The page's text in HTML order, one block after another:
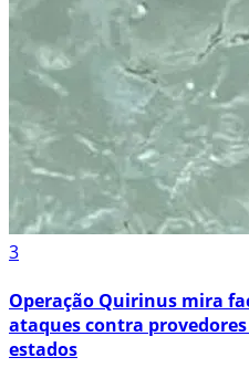
3
Operação Quirinus mira
ataques contra
estados